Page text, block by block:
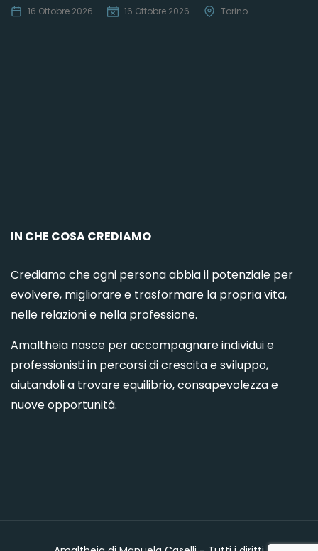
16 Ottobre 2026 16 Ottobre 2026 Torino
IN CHE COSA CREDIAMO
Crediamo che ogni persona abbia il potenziale per
evolvere, migliorare e trasformare la propria vita,
nelle relazioni e nella professione.
Amaltheia nasce per accompagnare individui e
professionisti in percorsi di crescita e sviluppo,
aiutandoli a trovare equilibrio, consapevolezza e
nuove opportunità.